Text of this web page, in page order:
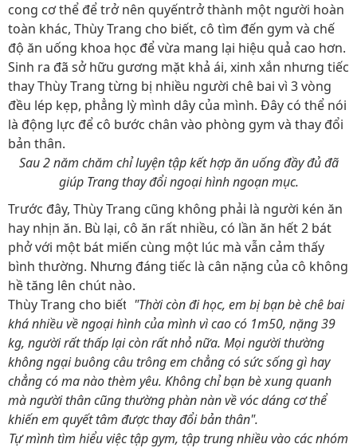
cong cơ thể để trở nên quyếntrở thành một người hoàn
toàn khác, Thùy Trang cho biết, cô tìm đến gym và chế
độ ăn uống khoa học để vừa mang lại hiệu quả cao hơn.
Sinh ra đã sở hữu gương mặt khả ái, xinh xắn nhưng tiếc
thay Thùy Trang từng bị nhiều người chê bai vì 3 vòng
đều lép kẹp, phẳng lỳ mình dây của mình. Đây có thể nói
là động lực để cô bước chân vào phòng gym và thay đổi
bản thân.
Sau 2 năm chăm chỉ luyện tập kết hợp ăn uống đầy đủ đã
giúp Trang thay đổi ngoại hình ngoạn mục.
Trước đây, Thùy Trang cũng không phải là người kén ăn
hay nhịn ăn. Bù lại, cô ăn rất nhiều, có lần ăn hết 2 bát
phở với một bát miến cùng một lúc mà vẫn cảm thấy
bình thường. Nhưng đáng tiếc là cân nặng của cô không
hề tăng lên chút nào.
Thùy Trang cho biết: "Thời còn đi học, em bị bạn bè chê bai
khá nhiều về ngoại hình của mình vì cao có 1m50, nặng 39
kg, người rất thấp lại còn rất nhỏ nữa. Mọi người thường
không ngại buông câu trông em chẳng có sức sống gì hay
chẳng có ma nào thèm yêu. Không chỉ bạn bè xung quanh
mà người thân cũng thường phàn nàn về vóc dáng cơ thể
khiến em quyết tâm được thay đổi bản thân".
Tự mình tìm hiểu việc tập gym, tập trung nhiều vào các nhóm